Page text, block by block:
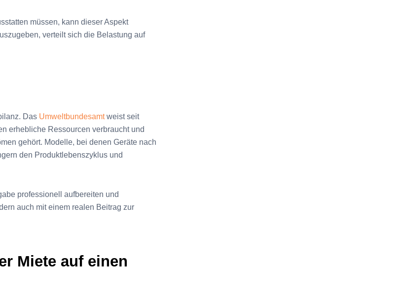
müssen, kann dieser Aspekt
verteilt sich die Belastung auf
Das Umweltbundesamtweist seit
erhebliche Ressourcen verbraucht und
gehört. Modelle, bei denen Geräte nach
den Produktlebenszyklus und
professionell aufbereiten und
auch mit einem realen Beitrag zur
Miete auf einen